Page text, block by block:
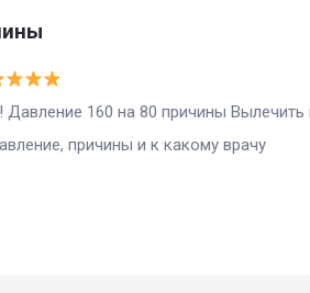
160 на 80 причины Вылечить
причины и к какому врачу